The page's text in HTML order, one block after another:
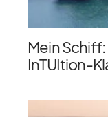
Mein
InTUItion-